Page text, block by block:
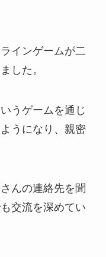
インゲームが二
した。
うゲームを通じ
うになり、親密
んの連絡先を聞
交流を深めてい